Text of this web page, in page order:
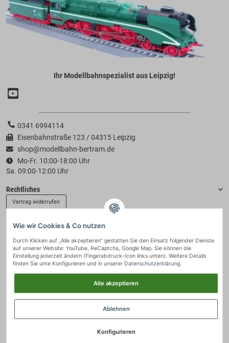
Ihr Modellbahnspezialist aus Leipzig!
0341 6994114
Eisenbahnstraße 123 / 04315 Leipzig
shop@modellbahn-bertram.de
Mo-Fr. 10:00-18:00 Uhr
Sa. 09:00-12:00 Uhr
Rechtliches
Vertrag widerrufen
Zahlung & Versand
Wie wir Cookies & Co nutzen
Durch Klicken auf „Alle akzeptieren“ gestatten Sie den Einsatz folgender Dienste
auf unserer Website: YouTube, ReCaptcha, Google Map. Sie können die
Einstellung jederzeit ändern (Fingerabdruck-Icon links unten). Weitere Details
finden Sie unte Konfigurieren und in unserer Datenschutzerklärung.
Alle akzeptieren
Ablehnen
Konfigurieren